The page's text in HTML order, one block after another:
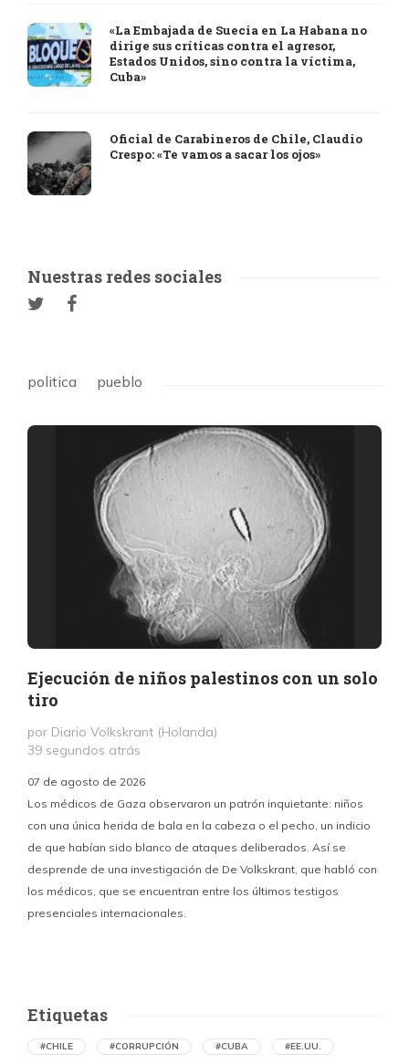
«La Embajada de Suecia en La Habana no
dirige sus críticas contra el agresor,
Estados Unidos, sino contra la víctima,
Cuba»
Oficial de Carabineros de Chile, Claudio
Crespo: «Te vamos a sacar los ojos»
Nuestras redes sociales
politica pueblo
Ejecución de niños palestinos con un solo
tiro
por Diario Volkskrant (Holanda)
39 segundos atrás
07 de agosto de 2026
Los médicos de Gaza observaron un patrón inquietante: niños
con una única herida de bala en la cabeza o el pecho, un indicio
de que habían sido blanco de ataques deliberados. Así se
desprende de una investigación de De Volkskrant, que habló con
los médicos, que se encuentran entre los últimos testigos
presenciales internacionales.
Etiquetas
#CHILE #CORRUPCIÓN #CUBA #EE.UU.